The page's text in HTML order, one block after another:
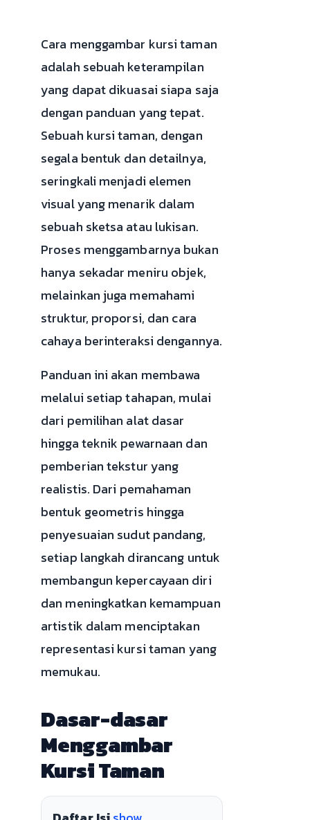
Cara menggambar kursi taman
adalah sebuah keterampilan
yang dapat dikuasai siapa saja
dengan panduan yang tepat.
Sebuah kursi taman, dengan
segala bentuk dan detailnya,
seringkali menjadi elemen
visual yang menarik dalam
sebuah sketsa atau lukisan.
Proses menggambarnya bukan
hanya sekadar meniru objek,
melainkan juga memahami
struktur, proporsi, dan cara
cahaya berinteraksi dengannya.
Panduan ini akan membawa
melalui setiap tahapan, mulai
dari pemilihan alat dasar
hingga teknik pewarnaan dan
pemberian tekstur yang
realistis. Dari pemahaman
bentuk geometris hingga
penyesuaian sudut pandang,
setiap langkah dirancang untuk
membangun kepercayaan diri
dan meningkatkan kemampuan
artistik dalam menciptakan
representasi kursi taman yang
memukau.
Dasar-dasar
Menggambar
Kursi Taman